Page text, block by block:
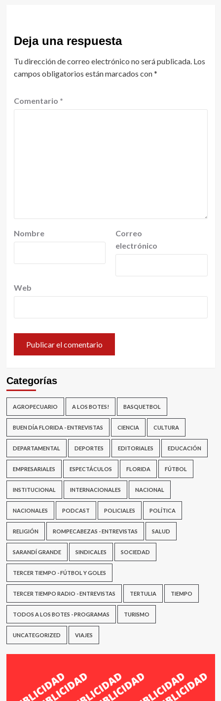
Deja una respuesta
Tu dirección de correo electrónico no será publicada. Los
campos obligatorios están marcados con*
Comentario *
Nombre
Correo
electrónico
Web
Categorías
AGROPECUARIO A LOS BOTES! BASQUETBOL
BUEN DÍA FLORIDA - ENTREVISTAS CIENCIA CULTURA
DEPARTAMENTAL DEPORTES EDITORIALES EDUCACIÓN
EMPRESARIALES ESPECTÁCULOS FLORIDA FÚTBOL
INSTITUCIONAL INTERNACIONALES NACIONAL
NACIONALES PODCAST POLICIALES POLÍTICA
RELIGIÓN ROMPECABEZAS - ENTREVISTAS SALUD
SARANDÍ GRANDE SINDICALES SOCIEDAD
TERCER TIEMPO - FÚTBOL Y GOLES
TERCER TIEMPO RADIO - ENTREVISTAS TERTULIA TIEMPO
TODOS A LOS BOTES - PROGRAMAS TURISMO
UNCATEGORIZED VIAJES